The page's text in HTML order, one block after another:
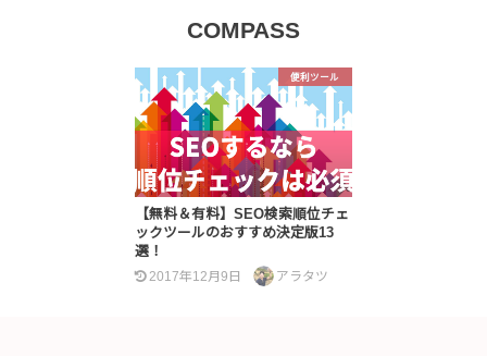
COMPASS
便利ツール
【無料＆有料】SEO検索順位チェ
ックツールのおすすめ決定版13
選！
2017年12月9日 アラタツ